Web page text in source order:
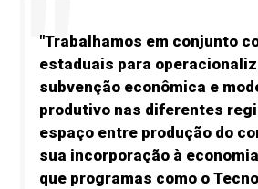
"Trabalhamos em conjunto
estaduais para
subvenção econômica e
produtivo nas diferentes
espaço entre produção do
sua incorporação à
que programas como o